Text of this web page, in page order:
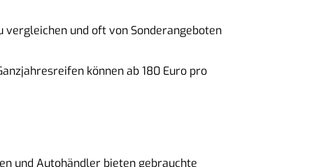
und oft von Sonderangeboten
können ab 180 Euro pro
und Autohändler bieten gebrauchte